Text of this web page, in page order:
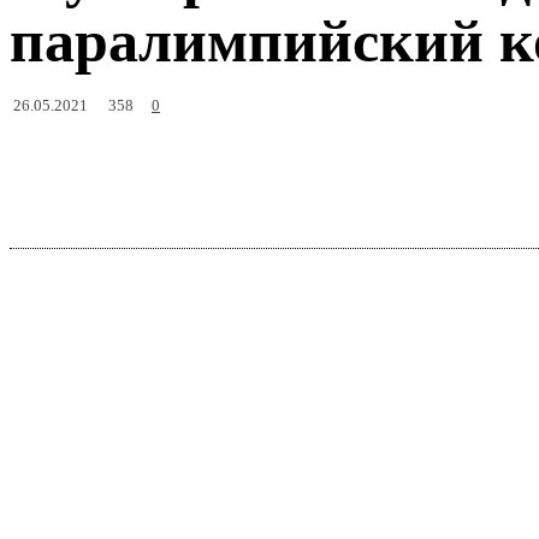
паралимпийский
26.05.2021 358 0